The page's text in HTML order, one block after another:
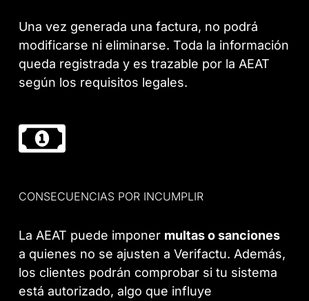
Una vez generada una factura, no podrá
modificarse ni eliminarse. Toda la información
queda registrada y es trazable por la AEAT
según los requisitos legales.
CONSECUENCIAS POR INCUMPLIR
La AEAT puede imponer multas o sanciones
a quienes no se ajusten a Verifactu. Además,
los clientes podrán comprobar si tu sistema
está autorizado, algo que influye